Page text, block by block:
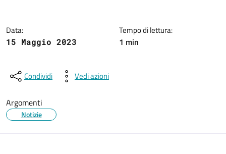
Data:
15 Maggio 2023
Tempo di lettura:
1 min
Condividi Vedi azioni
Argomenti
Notizie